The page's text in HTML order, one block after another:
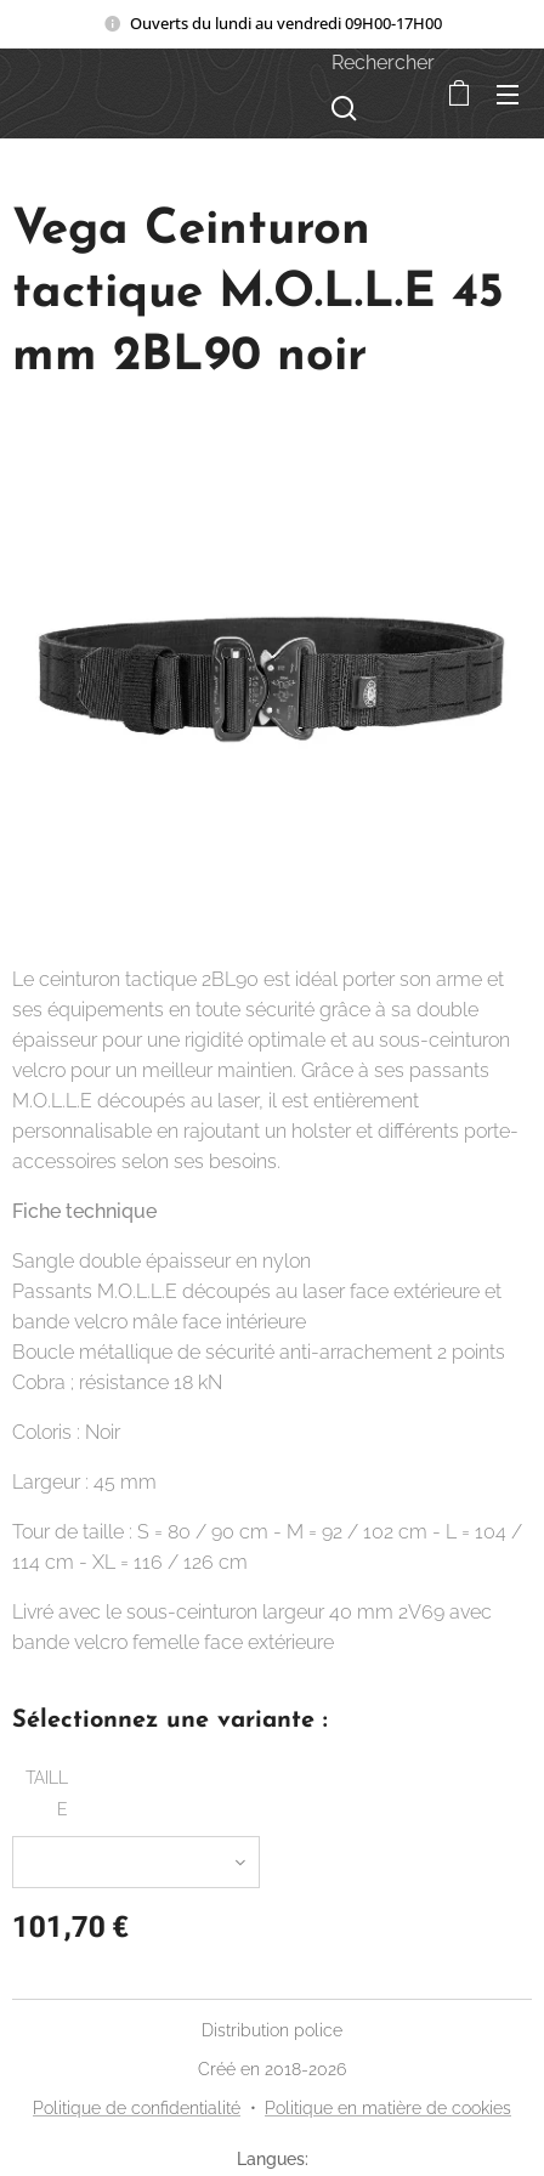
Ouverts du lundi au vendredi 09H00-17H00
Rechercher
Vega Ceinturon
tactique M.O.L.L.E 45
mm 2BL90 noir
Le ceinturon tactique 2BL90 est idéal porter son arme et
ses équipements en toute sécurité grâce à sa double
épaisseur pour une rigidité optimale et au sous-ceinturon
velcro pour un meilleur maintien. Grâce à ses passants
M.O.L.L.E découpés au laser, il est entièrement
personnalisable en rajoutant un holster et différents porte-
accessoires selon ses besoins.
Fiche technique
Sangle double épaisseur en nylon
Passants M.O.L.L.E découpés au laser face extérieure et
bande velcro mâle face intérieure
Boucle métallique de sécurité anti-arrachement 2 points
Cobra ; résistance 18 kN
Coloris : Noir
Largeur : 45 mm
Tour de taille : S = 80 / 90 cm - M = 92 / 102 cm - L = 104 /
114 cm - XL = 116 / 126 cm
Livré avec le sous-ceinturon largeur 40 mm 2V69 avec
bande velcro femelle face extérieure
Sélectionnez une variante :
TAILL
E
101,70 €
Distribution police
Créé en 2018-2026
Politique de confidentialité
Politique en matière de cookies
Langues